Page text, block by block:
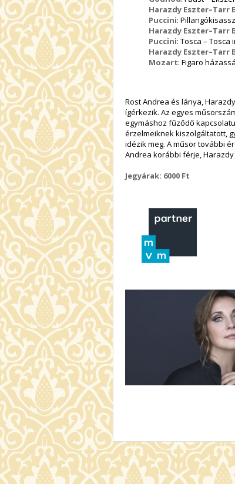
Harazdy Eszter–Tarr
Puccini:
Harazdy Eszter–Tarr
Puccini: Tosca – Tosca
Harazdy Eszter–Tarr
Mozart: Figaro
Rost Andrea és lánya,
ígérkezik. Az egyes
egymáshoz fűződő
érzelmeiknek kiszolgáltatott,
idézik meg. A műsor további
Andrea korábbi férje,
Jegyárak: 6000 Ft